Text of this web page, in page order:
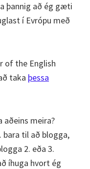
þannig að ég gæti
í Evrópu með
of the English
taka þessa
aðeins meira?
til að blogga,
2. eða 3.
íhuga hvort ég